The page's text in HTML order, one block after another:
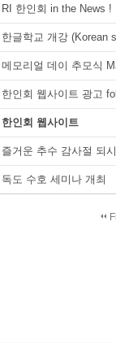
RI 한인회 in the News !
한글학교 개강 (Korean
메모리얼 데이 추모식
한인회 웹사이트 광고
한인회 웹사이트
즐거운 추수 감사절 되
독도 수호 세미나 개최